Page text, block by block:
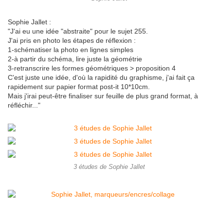
Sophie Jallet :
"J'ai eu une idée "abstraite" pour le sujet 255.
J'ai pris en photo les étapes de réflexion :
1-schématiser la photo en lignes simples
2-à partir du schéma, lire juste la géométrie
3-retranscrire les formes géométriques > proposition 4
C'est juste une idée, d'où la rapidité du graphisme, j'ai fait ça
rapidement sur papier format post-it 10*10cm.
Mais j'irai peut-être finaliser sur feuille de plus grand format, à
réfléchir..."
3 études de Sophie Jallet